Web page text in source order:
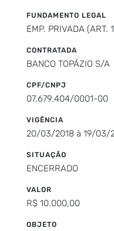
FUNDAMENTO LEGAL
EMP. PRIVADA (ART.
CONTRATADA
BANCO TOPÁZIO S/A
CPF/CNPJ
07.679.404/0001-00
VIGÊNCIA
20/03/2018 à 19/03/
SITUAÇÃO
ENCERRADO
VALOR
R$ 10.000,00
OBJETO